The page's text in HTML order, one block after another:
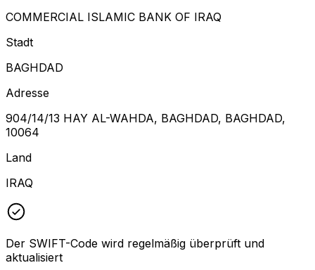
COMMERCIAL ISLAMIC BANK OF IRAQ
Stadt
BAGHDAD
Adresse
904/14/13 HAY AL-WAHDA, BAGHDAD, BAGHDAD,
10064
Land
IRAQ
Der SWIFT-Code wird regelmäßig überprüft und
aktualisiert